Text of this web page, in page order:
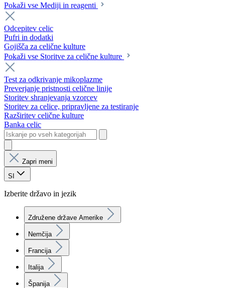
Pokaži vse Mediji in reagenti
Odcepitev celic
Pufri in dodatki
Gojišča za celične kulture
Pokaži vse Storitve za celične kulture
Test za odkrivanje mikoplazme
Preverjanje pristnosti celične linije
Storitev shranjevanja vzorcev
Storitev za celice, pripravljene za testiranje
Razširitev celične kulture
Banka celic
Zapri meni
SI
Izberite državo in jezik
Združene države Amerike
Nemčija
Francija
Italija
Španija